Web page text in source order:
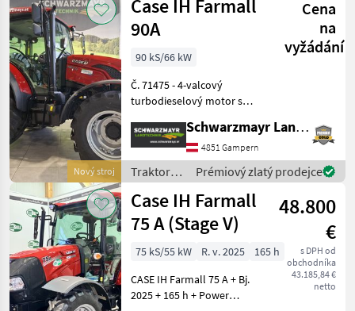
Nový stroj
Case IH Farmall
90A
Cena
na
vyžádání
90 kS/66 kW
Č. 71475 - 4-valcový
turbodieselový motor s
Rail, zdvihovým objemom
3, 6 l a menovitým
výkonom 90 PS Sériová
výbava s balíkom
SELECTION: - 3
Schwarzmayr Landtechnik GmbH - Gampern
4851 Gampern
Traktory /
Case IH
Prémiový zlatý prodejce
Case IH Farmall
75 A (Stage V)
48.800
€
s DPH od
obchodníka
43.185,84 €
netto
75 kS/55 kW R. v. 2025
165 h
CASE IH Farmall 75 A + Bj.
2025 + 165 h + Power